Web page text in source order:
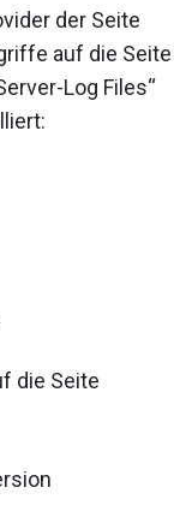
der Seite
auf die Seite
Log Files“
die Seite